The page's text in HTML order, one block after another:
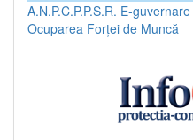
A.N.P.C.P.P.S.R. E-guvernare
Ocuparea Forței de Muncă